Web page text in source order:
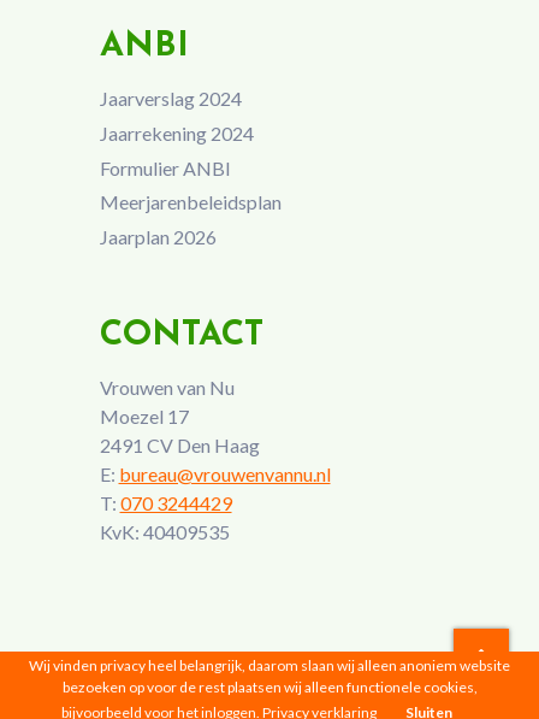
ANBI
Jaarverslag 2024
Jaarrekening 2024
Formulier ANBI
Meerjarenbeleidsplan
Jaarplan 2026
CONTACT
Vrouwen van Nu
Moezel 17
2491 CV Den Haag
E: bureau@vrouwenvannu.nl
T: 070 3244429
KvK: 40409535
Vrouwen van Nu © 2026 |Privacyverklaring
Wij vinden privacy heel belangrijk, daarom slaan wij alleen anoniem website
bezoeken op voor de rest plaatsen wij alleen functionele cookies,
bijvoorbeeld voor het inloggen. Privacy verklaring Sluiten